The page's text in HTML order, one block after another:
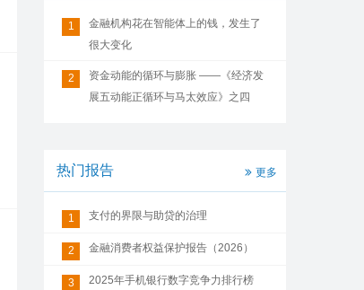
1
金融机构花在智能体上的钱，发生了
很大变化
2
资金动能的循环与膨胀 ——《经济发
展五动能正循环与马太效应》之四
热门报告 更多
1 支付的界限与助贷的治理
2 金融消费者权益保护报告（2026）
3
2025年手机银行数字竞争力排行榜